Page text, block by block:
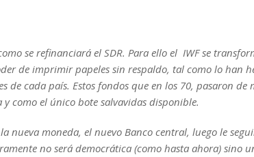
se refinanciará el SDR. Para ello el IWF se
de imprimir papeles sin respaldo, tal como lo han
de cada país. Estos fondos que en los 70, pasaron de
como el único bote salvavidas disponible.
nueva moneda, el nuevo Banco central, luego le
no será democrática (como hasta ahora) sino